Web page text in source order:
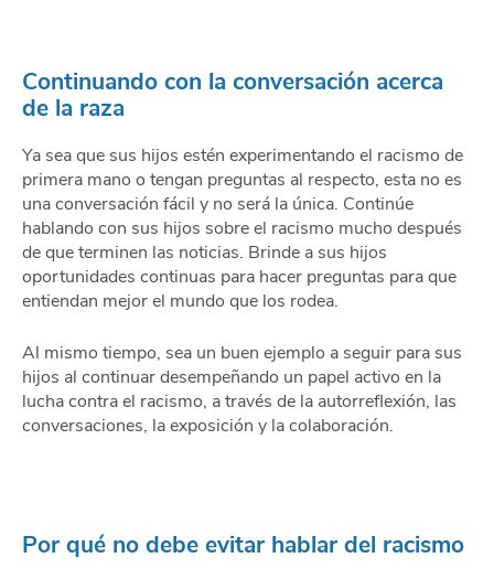
Continuando con la conversación acerca
de la raza
Ya sea que sus hijos estén experimentando el racismo de
primera mano o tengan preguntas al respecto, esta no es
una conversación fácil y no será la única. Continúe
hablando con sus hijos sobre el racismo mucho después
de que terminen las noticias. Brinde a sus hijos
oportunidades continuas para hacer preguntas para que
entiendan mejor el mundo que los rodea.
Al mismo tiempo, sea un buen ejemplo a seguir para sus
hijos al continuar desempeñando un papel activo en la
lucha contra el racismo, a través de la autorreflexión, las
conversaciones, la exposición y la colaboración.
Por qué no debe evitar hablar del racismo